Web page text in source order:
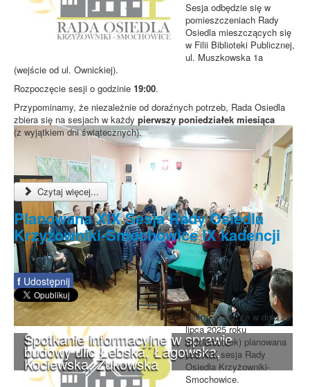
Spotkanie informacyjne w sprawie
budowy ulic Łebska, Łagowska,
Kociewska, Żukowska
Sesja odbędzie się w
pomieszczeniach Rady
Osiedla mieszczących się
w Filii Biblioteki Publicznej,
ul. Muszkowska 1a
(wejście od ul. Ownickiej).
Rozpoczęcie sesji o godzinie 19:00.
Przypominamy, że niezależnie od doraźnych potrzeb, Rada Osiedla
zbiera się na sesjach w każdy pierwszy poniedziałek miesiąca
(z wyjątkiem dni świątecznych).
Czytaj więcej...
Planowana XIX Sesja Rady Osiedla
Krzyżowniki-Smochowice IX kadencji
f Udostępnij
Informujemy, że w dniu 28
lipca 2025 roku
(poniedziałek) planowana
jest XIX sesja Rady
Osiedla Krzyżowniki-
Smochowice.